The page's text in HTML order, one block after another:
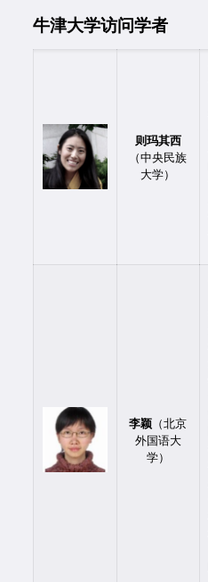
牛津大学访问学者
则玛其西
（中央民族
大学）
李颖 （北京
外国语大
学）